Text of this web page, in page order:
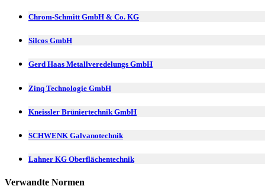
Chrom-Schmitt GmbH & Co. KG
Silcos GmbH
Gerd Haas Metallveredelungs GmbH
Zinq Technologie GmbH
Kneissler Brüniertechnik GmbH
SCHWENK Galvanotechnik
Lahner KG Oberflächentechnik
Verwandte Normen